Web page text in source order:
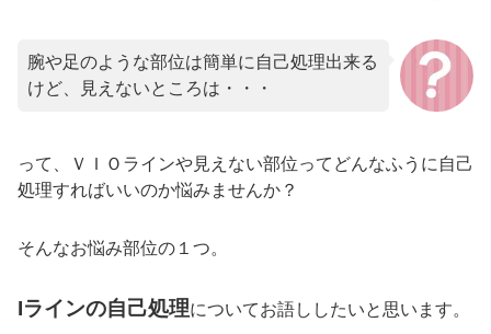
腕や足のような部位は簡単に自己処理出来る
けど、見えないところは・・・
って、ＶＩＯラインや見えない部位ってどんなふうに自己
処理すればいいのか悩みませんか？
そんなお悩み部位の１つ。
Iラインの自己処理についてお語ししたいと思います。